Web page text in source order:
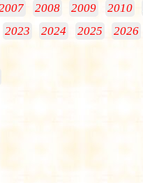
2008 2009 2010
2023 2024 2025
2026